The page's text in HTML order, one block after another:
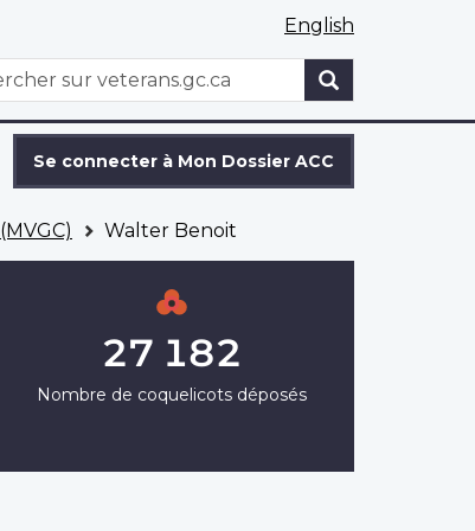
English
Se connecter à Mon Dossier ACC
Walter Benoit
27 182
Nombre de coquelicots déposés